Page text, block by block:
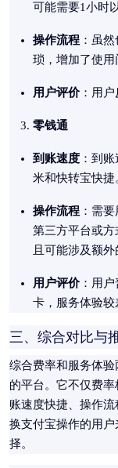
可能需要1小时
操作流程 ：虽
琐，增加了使用
用户评价：用户
零钱通
到账速度 ：到
米和快转宝快捷
操作流程 ：需
第三方平台或
且可能涉及额外
用户评价：用户
卡，服务体验较
三、综合对比与
综合费率和服务体验
的平台。它不仅费
账速度快捷、操作
换支付宝操作的用
择。